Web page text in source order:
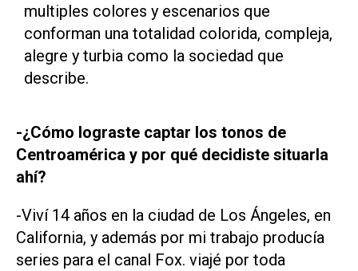
multiples colores y escenarios que
conforman una totalidad colorida, compleja,
alegre y turbia como la sociedad que
describe.
-¿Cómo lograste captar los tonos de
Centroamérica y por qué decidiste situarla
ahí?
-Viví 14 años en la ciudad de Los Ángeles, en
California, y además por mi trabajo producía
series para el canal Fox. viajé por toda